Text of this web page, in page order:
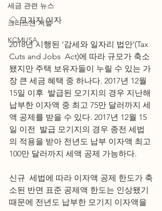
세금 관련 뉴스
크리스천 저널
KCMUSA
2018년 시행된 ‘감세와 일자리 법안’(Tax
Cuts and Jobs  Act)에 따라 규모가 축소
됐지만 주택 보유자들이 누릴 수 있는 가
장 큰 세금 혜택 중 하나다. 2017년 12월
15일 이후  발급된 모기지의 경우 지난해
납부한 이자액 중 최고 75만 달러까지 세
액 공제를 받을 수 있다. 2017년 12월 15
일 이전  발급 모기지의 경우 종전 세법
의 적용을 받아 전년도 납부 이자액 최고
100만 달러까지 세액 공제 가능하다.
신규  세법에 따라 이자액 공제 한도가 축
소된 반면 표준 공제액 한도는 인상됐기
때문에 전년도 납부한 모기지 이자액을